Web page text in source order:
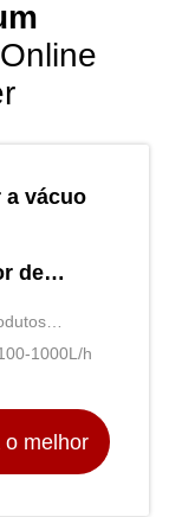
Online
a vácuo
de
para
alimentos
100-1000L/h
o melhor